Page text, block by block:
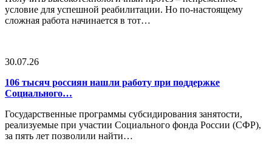
условие для успешной реабилитации. Но по-настоящему
сложная работа начинается в тот…
30.07.26
106 тысяч россиян нашли работу при поддержке
Социального…
Государственные программы субсидирования занятости,
реализуемые при участии Социального фонда России (СФР),
за пять лет позволили найти…